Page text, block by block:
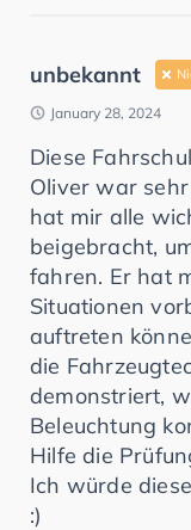
unbekannt
January 28, 2024
Diese
Oliver war
hat mir alle
beigebracht,
fahren. Er hat
Situationen
auftreten
die
demonstriert,
Beleuchtung
Hilfe die
Ich würde
:)